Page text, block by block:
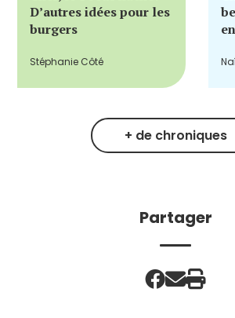
D’autres idées pour les
burgers
Stéphanie Côté
+ de chroniques
Partager